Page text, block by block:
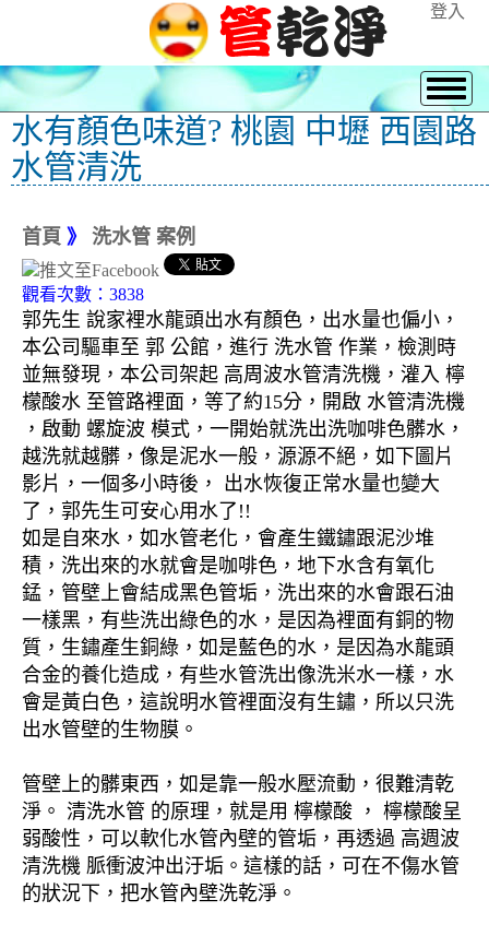
登入
水有顏色味道? 桃園 中壢 西園路
水管清洗
首頁 》 洗水管 案例
觀看次數：3838
郭先生 說家裡水龍頭出水有顏色，出水量也偏小，
本公司驅車至 郭 公館，進行 洗水管 作業，檢測時
並無發現，本公司架起 高周波水管清洗機，灌入 檸
檬酸水 至管路裡面，等了約15分，開啟 水管清洗機
，啟動 螺旋波 模式，一開始就洗出洗咖啡色髒水，
越洗就越髒，像是泥水一般，源源不絕，如下圖片
影片，一個多小時後， 出水恢復正常水量也變大
了，郭先生可安心用水了!!
如是自來水，如水管老化，會產生鐵鏽跟泥沙堆
積，洗出來的水就會是咖啡色，地下水含有氧化
錳，管壁上會結成黑色管垢，洗出來的水會跟石油
一樣黑，有些洗出綠色的水，是因為裡面有銅的物
質，生鏽產生銅綠，如是藍色的水，是因為水龍頭
合金的養化造成，有些水管洗出像洗米水一樣，水
會是黃白色，這說明水管裡面沒有生鏽，所以只洗
出水管壁的生物膜。
管壁上的髒東西，如是靠一般水壓流動，很難清乾
淨。 清洗水管 的原理，就是用 檸檬酸 ， 檸檬酸呈
弱酸性，可以軟化水管內壁的管垢，再透過 高週波
清洗機 脈衝波沖出汙垢。這樣的話，可在不傷水管
的狀況下，把水管內壁洗乾淨。